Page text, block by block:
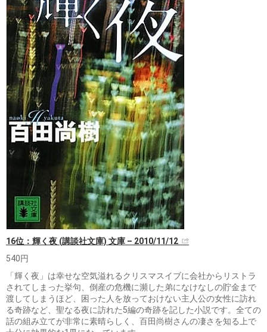
16位：輝く夜 (講談社文庫) 文庫 – 2010/11/12
540円
「輝く夜」は幸せな空気溢れるクリスマスイブに会社からリストラ
されてしまった挙句、倒産の危機に瀕した弟になけなしの貯金まで
渡してしまうほど、困った人を放っておけない主人公の女性に訪れ
る奇跡など、聖なる夜に訪れた5編の奇跡を記した小説です。全ての
話の組み立てが非常に素晴らしく、百田尚樹さんの凄さを知る上で